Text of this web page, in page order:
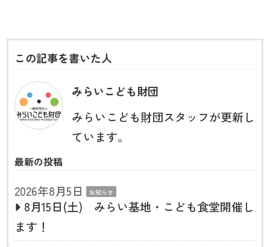
この記事を書いた人
みらいこども財団
みらいこども財団スタッフが更新し
ています。
最新の投稿
2026年8月5日 お知らせ
8月15日(土) みらい基地・こども食堂開催し
ます！